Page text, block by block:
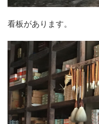
看板があります。